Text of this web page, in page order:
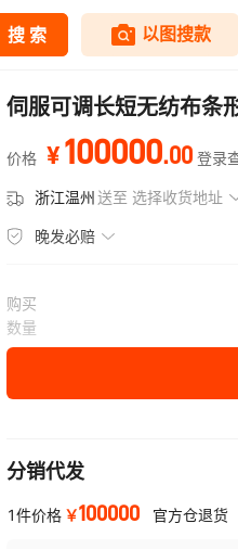
伺服可调长短无纺布条
价格 ¥100000.00 登录
浙江温州送至 选择收货地址
晚发必赔
购买
数量
分销代发
1件价格 ￥100000 官方仓退货